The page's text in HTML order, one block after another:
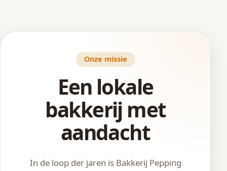
Onze missie
Een lokale
bakkerij met
aandacht
In de loop der jaren is Bakkerij Pepping